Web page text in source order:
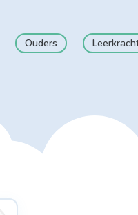
Ouders